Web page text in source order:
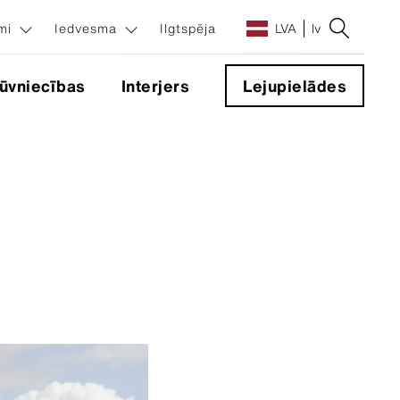
Iedvesma Ilgtspēja LVA lv
Interjers Lejupielādes